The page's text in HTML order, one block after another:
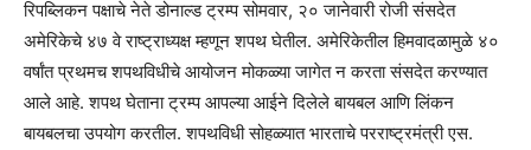
रिपब्लिकन पक्षाचे नेते डोनाल्ड ट्रम्प सोमवार, २० जानेवारी रोजी संसदेत
अमेरिकेचे ४७ वे राष्ट्राध्यक्ष म्हणून शपथ घेतील. अमेरिकेतील हिमवादळामुळे ४०
वर्षांत प्रथमच शपथविधीचे आयोजन मोकळ्या जागेत न करता संसदेत करण्यात
आले आहे. शपथ घेताना ट्रम्प आपल्या आईने दिलेले बायबल आणि लिंकन
बायबलचा उपयोग करतील. शपथविधी सोहळ्यात भारताचे परराष्ट्रमंत्री एस.